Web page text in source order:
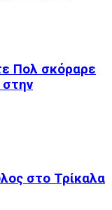
Πολ σκόραρε
στο Τρίκαλα